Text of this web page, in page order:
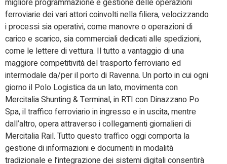
migliore programmazione e gestione delle operazioni
ferroviarie dei vari attori coinvolti nella filiera, velocizzando
i processi sia operativi, come manovre o operazioni di
carico e scarico, sia commerciali dedicati alle spedizioni,
come le lettere di vettura. Il tutto a vantaggio di una
maggiore competitività del trasporto ferroviario ed
intermodale da/per il porto di Ravenna. Un porto in cui ogni
giorno il Polo Logisticada un lato, movimenta con
Mercitalia Shunting & Terminal, in RTI con Dinazzano Po
Spa, il traffico ferroviario in ingresso e in uscita, mentre
dall’altro, opera attraverso i collegamenti giornalieri di
Mercitalia Rail. Tutto questo traffico oggi comporta la
gestione di informazioni e documenti in modalità
tradizionale e l’integrazione dei sistemi digitali consentirà